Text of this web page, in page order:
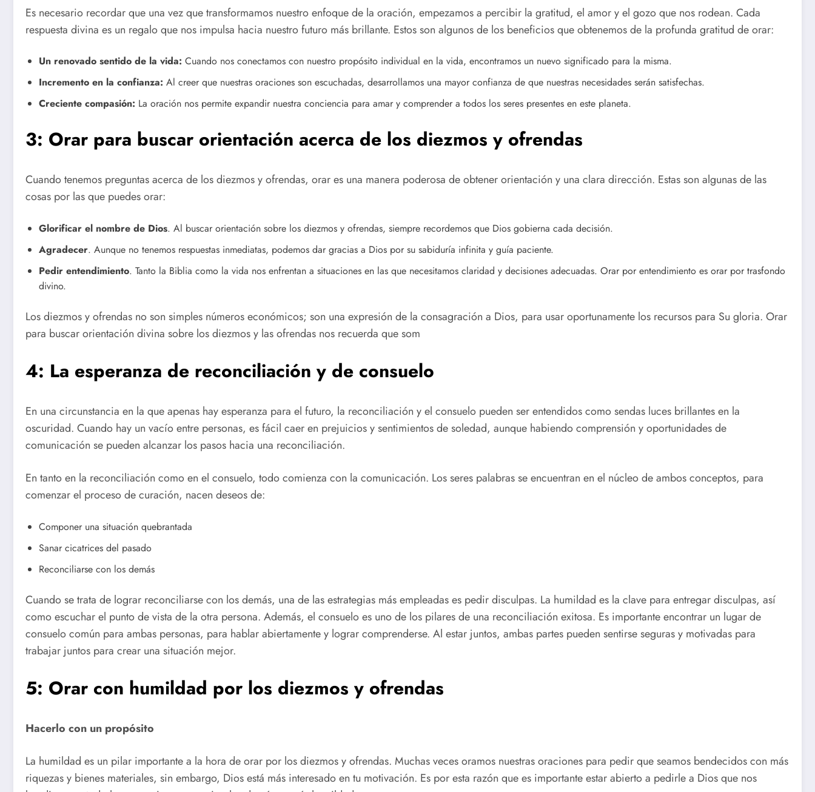
Es necesario recordar que una vez que transformamos nuestro enfoque de la oración, empezamos a percibir la gratitud, el amor y el gozo que nos rodean. Cada
respuesta divina es un regalo que nos impulsa hacia nuestro futuro más brillante. Estos son algunos de los beneficios que obtenemos de la profunda gratitud de orar:
Un renovado sentido de la vida: Cuando nos conectamos con nuestro propósito individual en la vida, encontramos un nuevo significado para la misma.
Incremento en la confianza: Al creer que nuestras oraciones son escuchadas, desarrollamos una mayor confianza de que nuestras necesidades serán satisfechas.
Creciente compasión: La oración nos permite expandir nuestra conciencia para amar y comprender a todos los seres presentes en este planeta.
3: Orar para buscar orientación acerca de los diezmos y ofrendas
Cuando tenemos preguntas acerca de los diezmos y ofrendas, orar es una manera poderosa de obtener orientación y una clara dirección. Estas son algunas de las
cosas por las que puedes orar:
Glorificar el nombre de Dios. Al buscar orientación sobre los diezmos y ofrendas, siempre recordemos que Dios gobierna cada decisión.
Agradecer. Aunque no tenemos respuestas inmediatas, podemos dar gracias a Dios por su sabiduría infinita y guía paciente.
Pedir entendimiento. Tanto la Biblia como la vida nos enfrentan a situaciones en las que necesitamos claridad y decisiones adecuadas. Orar por entendimiento es orar por trasfondo
divino.
Los diezmos y ofrendas no son simples números económicos; son una expresión de la consagración a Dios, para usar oportunamente los recursos para Su gloria. Orar
para buscar orientación divina sobre los diezmos y las ofrendas nos recuerda que som
4: La esperanza de reconciliación y de consuelo
En una circunstancia en la que apenas hay esperanza para el futuro, la reconciliación y el consuelo pueden ser entendidos como sendas luces brillantes en la
oscuridad. Cuando hay un vacío entre personas, es fácil caer en prejuicios y sentimientos de soledad, aunque habiendo comprensión y oportunidades de
comunicación se pueden alcanzar los pasos hacia una reconciliación.
En tanto en la reconciliación como en el consuelo, todo comienza con la comunicación. Los seres palabras se encuentran en el núcleo de ambos conceptos, para
comenzar el proceso de curación, nacen deseos de:
Componer una situación quebrantada
Sanar cicatrices del pasado
Reconciliarse con los demás
Cuando se trata de lograr reconciliarse con los demás, una de las estrategias más empleadas es pedir disculpas. La humildad es la clave para entregar disculpas, así
como escuchar el punto de vista de la otra persona. Además, el consuelo es uno de los pilares de una reconciliación exitosa. Es importante encontrar un lugar de
consuelo común para ambas personas, para hablar abiertamente y lograr comprenderse. Al estar juntos, ambas partes pueden sentirse seguras y motivadas para
trabajar juntos para crear una situación mejor.
5: Orar con humildad por los diezmos y ofrendas
Hacerlo con un propósito
La humildad es un pilar importante a la hora de orar por los diezmos y ofrendas. Muchas veces oramos nuestras oraciones para pedir que seamos bendecidos con más
riquezas y bienes materiales, sin embargo, Dios está más interesado en tu motivación. Es por esta razón que es importante estar abierto a pedirle a Dios que nos